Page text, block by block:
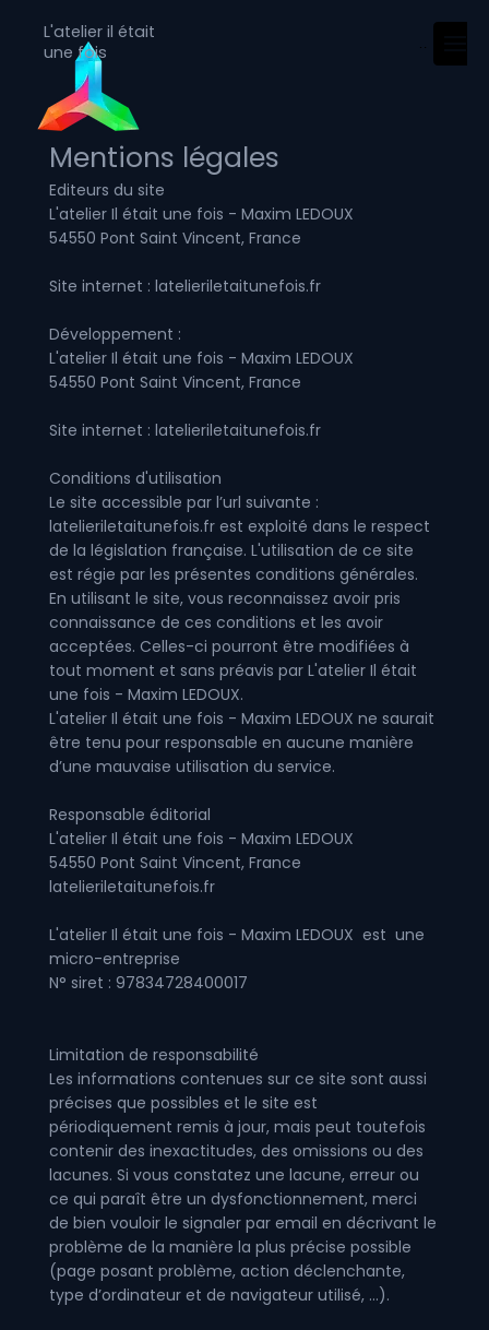
L'atelier il était
une fois
Menu
Mentions légales
Editeurs du site
L'atelier Il était une fois - Maxim LEDOUX
54550 Pont Saint Vincent, France
Site internet : latelieriletaitunefois.fr
Développement :
L'atelier Il était une fois - Maxim LEDOUX
54550 Pont Saint Vincent, France
Site internet : latelieriletaitunefois.fr
Conditions d'utilisation
Le site accessible par l’url suivante :
latelieriletaitunefois.fr est exploité dans le respect
de la législation française. L'utilisation de ce site
est régie par les présentes conditions générales.
En utilisant le site, vous reconnaissez avoir pris
connaissance de ces conditions et les avoir
acceptées. Celles-ci pourront être modifiées à
tout moment et sans préavis par L'atelier Il était
une fois - Maxim LEDOUX.
L'atelier Il était une fois - Maxim LEDOUX ne saurait
être tenu pour responsable en aucune manière
d’une mauvaise utilisation du service.
Responsable éditorial
L'atelier Il était une fois - Maxim LEDOUX
54550 Pont Saint Vincent, France
latelieriletaitunefois.fr
L'atelier Il était une fois - Maxim LEDOUX est une
micro-entreprise
N° siret : 97834728400017
Limitation de responsabilité
Les informations contenues sur ce site sont aussi
précises que possibles et le site est
périodiquement remis à jour, mais peut toutefois
contenir des inexactitudes, des omissions ou des
lacunes. Si vous constatez une lacune, erreur ou
ce qui paraît être un dysfonctionnement, merci
de bien vouloir le signaler par email en décrivant le
problème de la manière la plus précise possible
(page posant problème, action déclenchante,
type d’ordinateur et de navigateur utilisé, …).